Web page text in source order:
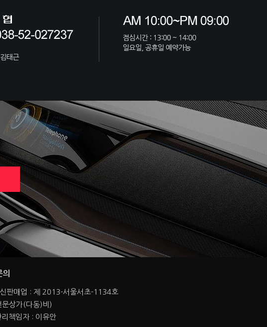
의
판매업 : 제 2013-서울서초-1134호
상가(다동)비)
책임자 : 이유안